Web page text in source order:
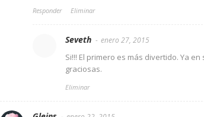
Responder Eliminar
Seveth enero 27, 2015
Si!!! El primero es más divertido. Ya
graciosas.
Eliminar